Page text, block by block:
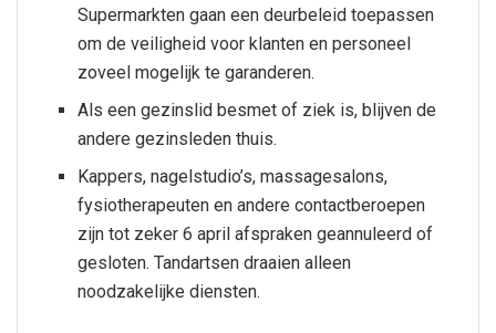
Supermarkten gaan een deurbeleid toepassen
om de veiligheid voor klanten en personeel
zoveel mogelijk te garanderen.
Als een gezinslid besmet of ziek is, blijven de
andere gezinsleden thuis.
Kappers, nagelstudio’s, massagesalons,
fysiotherapeuten en andere contactberoepen
zijn tot zeker 6 april afspraken geannuleerd of
gesloten. Tandartsen draaien alleen
noodzakelijke diensten.